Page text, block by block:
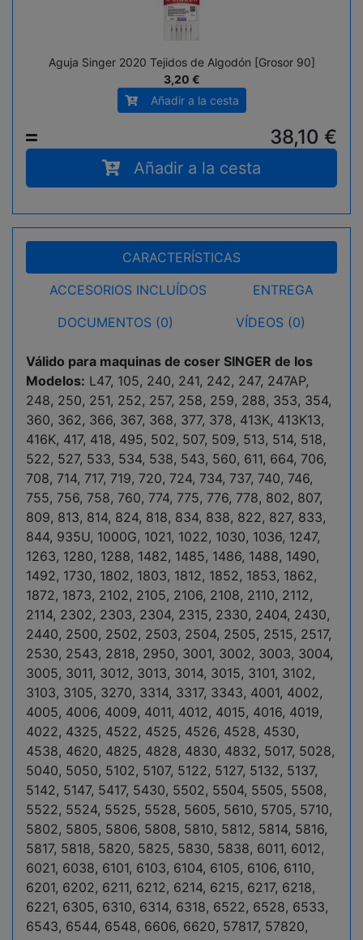
Aguja Singer 2020 Tejidos de Algodón [Grosor 90]
3,20 €
Añadir a la cesta
= 38,10 €
Añadir a la cesta
CARACTERÍSTICAS
ACCESORIOS INCLUÍDOS
ENTREGA
DOCUMENTOS (0)
VÍDEOS (0)
Válido para maquinas de coser SINGER de los
Modelos: L47, 105, 240, 241, 242, 247, 247AP,
248, 250, 251, 252, 257, 258, 259, 288, 353, 354,
360, 362, 366, 367, 368, 377, 378, 413K, 413K13,
416K, 417, 418, 495, 502, 507, 509, 513, 514, 518,
522, 527, 533, 534, 538, 543, 560, 611, 664, 706,
708, 714, 717, 719, 720, 724, 734, 737, 740, 746,
755, 756, 758, 760, 774, 775, 776, 778, 802, 807,
809, 813, 814, 824, 818, 834, 838, 822, 827, 833,
844, 935U, 1000G, 1021, 1022, 1030, 1036, 1247,
1263, 1280, 1288, 1482, 1485, 1486, 1488, 1490,
1492, 1730, 1802, 1803, 1812, 1852, 1853, 1862,
1872, 1873, 2102, 2105, 2106, 2108, 2110, 2112,
2114, 2302, 2303, 2304, 2315, 2330, 2404, 2430,
2440, 2500, 2502, 2503, 2504, 2505, 2515, 2517,
2530, 2543, 2818, 2950, 3001, 3002, 3003, 3004,
3005, 3011, 3012, 3013, 3014, 3015, 3101, 3102,
3103, 3105, 3270, 3314, 3317, 3343, 4001, 4002,
4005, 4006, 4009, 4011, 4012, 4015, 4016, 4019,
4022, 4325, 4522, 4525, 4526, 4528, 4530,
4538, 4620, 4825, 4828, 4830, 4832, 5017, 5028,
5040, 5050, 5102, 5107, 5122, 5127, 5132, 5137,
5142, 5147, 5417, 5430, 5502, 5504, 5505, 5508,
5522, 5524, 5525, 5528, 5605, 5610, 5705, 5710,
5802, 5805, 5806, 5808, 5810, 5812, 5814, 5816,
5817, 5818, 5820, 5825, 5830, 5838, 6011, 6012,
6021, 6038, 6101, 6103, 6104, 6105, 6106, 6110,
6201, 6202, 6211, 6212, 6214, 6215, 6217, 6218,
6221, 6305, 6310, 6314, 6318, 6522, 6528, 6533,
6543, 6544, 6548, 6606, 6620, 57817, 57820,